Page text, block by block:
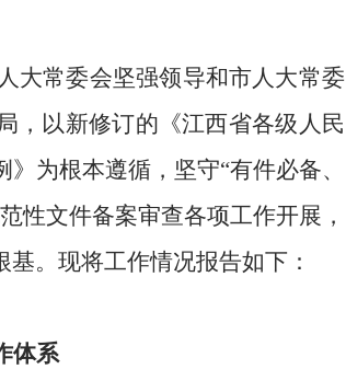
大常委会坚强领导和市人大常委
，以新修订的《江西省各级人民
为根本遵循，坚守“有件必备、
性文件备案审查各项工作开展，
。现将工作情况报告如下：
体系